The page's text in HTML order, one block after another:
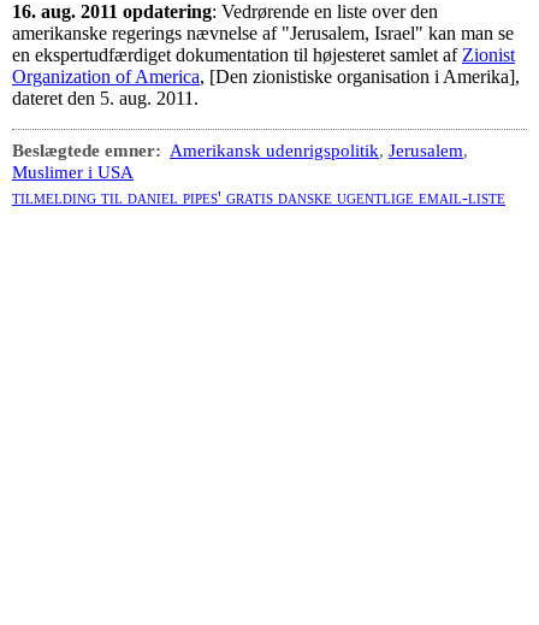
16. aug. 2011 opdatering: Vedrørende en liste over den
amerikanske regerings nævnelse af "Jerusalem, Israel" kan man se
en ekspertudfærdiget dokumentation til højesteret samlet af Zionist
Organization of America, [Den zionistiske organisation i Amerika],
dateret den 5. aug. 2011.
Beslægtede emner: Amerikansk udenrigspolitik, Jerusalem,
Muslimer i USA
tilmelding til daniel pipes' gratis danske ugentlige email-liste